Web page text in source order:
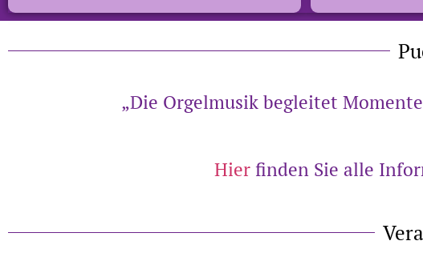
„Die Orgelmusik begleitet
Hierfinden Sie alle